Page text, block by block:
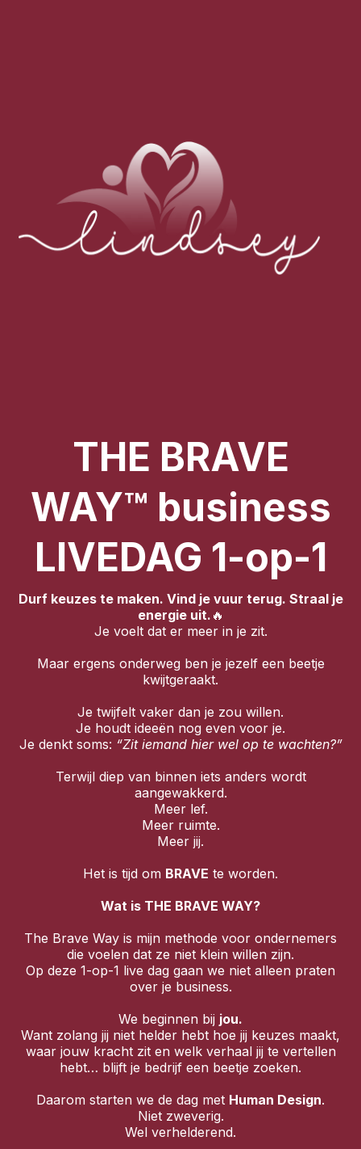
THE BRAVE
WAY™ business
LIVEDAG 1-op-1
Durf keuzes te maken. Vind je vuur terug. Straal je
energie uit. 🔥
Je voelt dat er meer in je zit.
Maar ergens onderweg ben je jezelf een beetje
kwijtgeraakt.
Je twijfelt vaker dan je zou willen.
Je houdt ideeën nog even voor je.
Je denkt soms: “Zit iemand hier wel op te wachten?”
Terwijl diep van binnen iets anders wordt
aangewakkerd.
Meer lef.
Meer ruimte.
Meer jij.
Het is tijd om BRAVE te worden.
Wat is THE BRAVE WAY?
The Brave Way is mijn methode voor ondernemers
die voelen dat ze niet klein willen zijn.
Op deze 1-op-1 live dag gaan we niet alleen praten
over je business.
We beginnen bij jou.
Want zolang jij niet helder hebt hoe jij keuzes maakt,
waar jouw kracht zit en welk verhaal jij te vertellen
hebt… blijft je bedrijf een beetje zoeken.
Daarom starten we de dag met Human Design.
Niet zweverig.
Wel verhelderend.